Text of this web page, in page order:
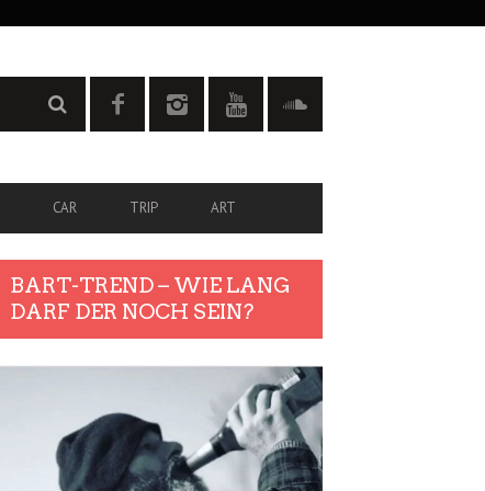
CAR TRIP ART
BART-TREND – WIE LANG
DARF DER NOCH SEIN?